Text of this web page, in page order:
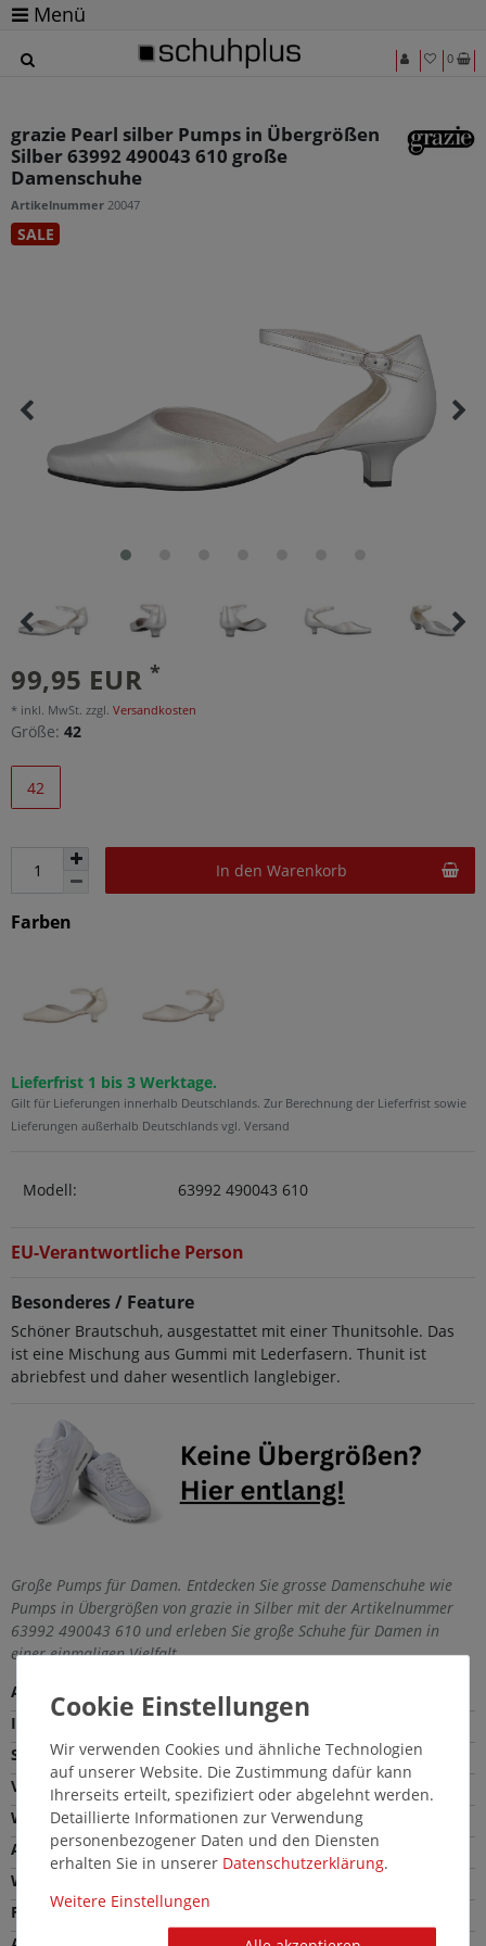
Menü
0
grazie Pearl silber Pumps in Übergrößen
Silber 63992 490043 610 große
Damenschuhe
Artikelnummer 20047
SALE
99,95 EUR *
* inkl. MwSt. zzgl. Versandkosten
Größe: 42
42
In den Warenkorb
Farben
Lieferfrist 1 bis 3 Werktage.
Gilt für Lieferungen innerhalb Deutschlands. Zur Berechnung der Lieferfrist sowie
Lieferungen außerhalb Deutschlands vgl. Versand
Modell: 63992 490043 610
EU-Verantwortliche Person
Besonderes / Feature
Schöner Brautschuh, ausgestattet mit einer Thunitsohle. Das
ist eine Mischung aus Gummi mit Lederfasern. Thunit ist
abriebfest und daher wesentlich langlebiger.
Große Pumps für Damen. Entdecken Sie grosse Damenschuhe wie
Pumps in Übergrößen von grazie in Silber mit der Artikelnummer
63992 490043 610 und erleben Sie große Schuhe für Damen in
einer einmaligen Vielfalt.
Außenmaterial
Synthetik
Innenmaterial
Leder
Sohle
Gummi
Verschlussart
Druckknopf
Weite
Bequeme Weite (G)
Absatzhöhe
2,0 cm
Wechselfußbett
Farbe
Silber
Wir verwenden Cookies und ähnliche Technologien
auf unserer Website. Die Zustimmung dafür kann
Ihrerseits erteilt, spezifiziert oder abgelehnt werden.
Detaillierte Informationen zur Verwendung
personenbezogener Daten und den Diensten
erhalten Sie in unserer Daten­schutz­erklärung.
Weitere Einstellungen